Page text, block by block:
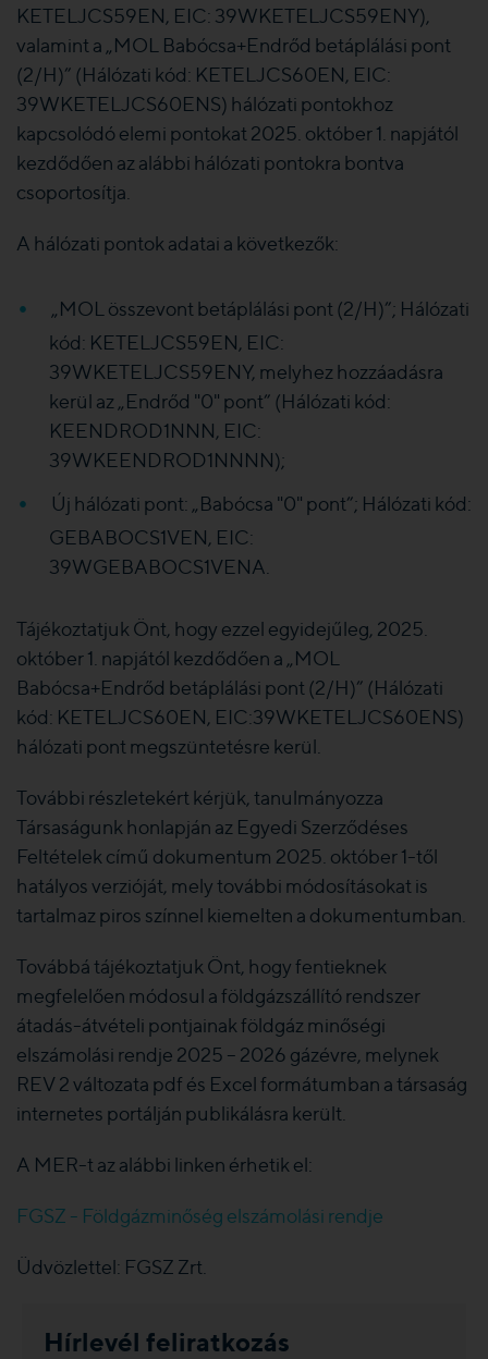
KETELJCS59EN, EIC: 39WKETELJCS59ENY),
valamint a „MOL Babócsa+Endrőd betáplálási pont
(2/H)” (Hálózati kód: KETELJCS60EN, EIC:
39WKETELJCS60ENS) hálózati pontokhoz
kapcsolódó elemi pontokat 2025. október 1. napjától
kezdődően az alábbi hálózati pontokra bontva
csoportosítja.
A hálózati pontok adatai a következők:
„MOL összevont betáplálási pont (2/H)”; Hálózati
kód: KETELJCS59EN, EIC:
39WKETELJCS59ENY, melyhez hozzáadásra
kerül az „Endrőd "0" pont” (Hálózati kód:
KEENDROD1NNN, EIC:
39WKEENDROD1NNNN);
Új hálózati pont: „Babócsa "0" pont”; Hálózati kód:
GEBABOCS1VEN, EIC:
39WGEBABOCS1VENA.
Tájékoztatjuk Önt, hogy ezzel egyidejűleg, 2025.
október 1. napjától kezdődően a „MOL
Babócsa+Endrőd betáplálási pont (2/H)” (Hálózati
kód: KETELJCS60EN, EIC:39WKETELJCS60ENS)
hálózati pont megszüntetésre kerül.
További részletekért kérjük, tanulmányozza
Társaságunk honlapján az Egyedi Szerződéses
Feltételek című dokumentum 2025. október 1-től
hatályos verzióját, mely további módosításokat is
tartalmaz piros színnel kiemelten a dokumentumban.
Továbbá tájékoztatjuk Önt, hogy fentieknek
megfelelően módosul a földgázszállító rendszer
átadás-átvételi pontjainak földgáz minőségi
elszámolási rendje 2025 – 2026 gázévre, melynek
REV 2 változata pdf és Excel formátumban a társaság
internetes portálján publikálásra került.
A MER-t az alábbi linken érhetik el:
FGSZ - Földgázminőség elszámolási rendje
Üdvözlettel: FGSZ Zrt.
Hírlevél feliratkozás